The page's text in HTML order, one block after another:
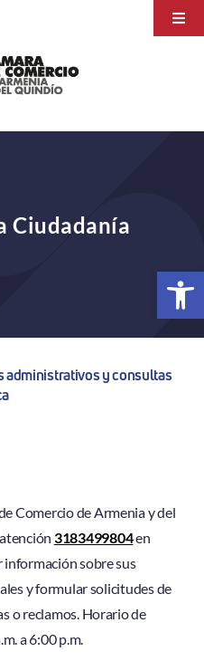
Abrir
Ciudadanía
administrativos y consultas
Comercio de Armenia y del
3183499804en
sobre sus
y formular solicitudes de
o reclamos. Horario de
a 6:00 p.m.